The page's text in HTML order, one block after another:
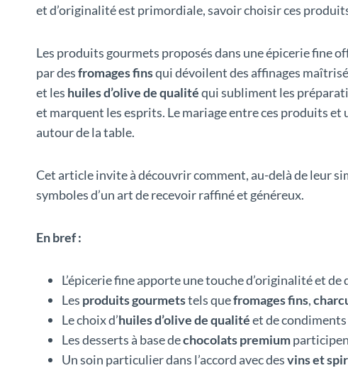
et d’originalité est primordiale, savoir choisir ces
Les produits gourmets proposés dans une épicerie fine
par desfromages finsqui dévoilent des affinages
et les huiles d’olive de qualitéqui subliment les
et marquent les esprits. Le mariage entre ces produits et
autour de la table.
Cet article invite à découvrir comment, au-delà de leur
symboles d’un art de recevoir raffiné et généreux.
En bref :
L’épicerie fine apporte une touche d’originalité et
Les produits gourmetstels quefromages fins,
Le choix d’huiles d’olive de qualitéet de
Les desserts à base dechocolats premium
Un soin particulier dans l’accord avec desvins et